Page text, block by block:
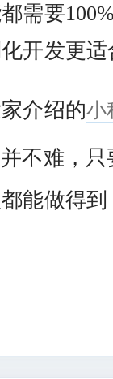
需要
开发更适
介绍的小
不难，
能做得